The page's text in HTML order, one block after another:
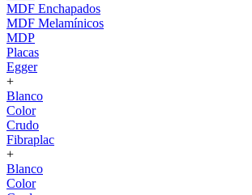
MDF Enchapados
MDF Melamínicos
MDP
Placas
Egger
+
Blanco
Color
Crudo
Fibraplac
+
Blanco
Color